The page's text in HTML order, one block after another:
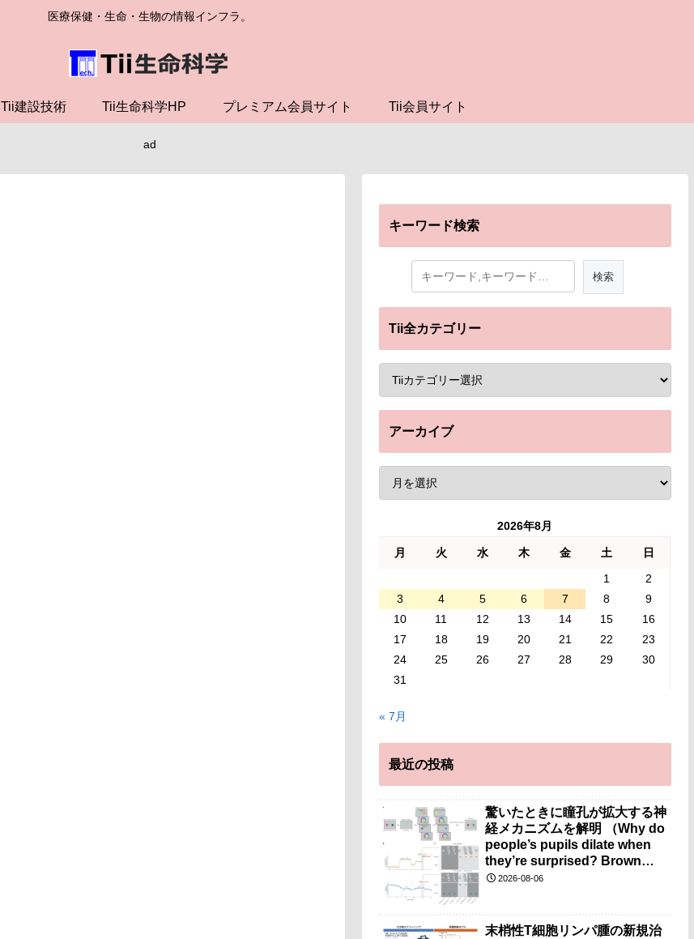
医療保健・生命・生物の情報インフラ。
Tii建設技術 Tii生命科学HP プレミアム会員サイト Tii会員サイト
ad
キーワード検索
Tii全カテゴリー
アーカイブ
2026年8月
月 火 水 木 金 土
日
1
2
3
4 5 6 7 8
9
10
11 12 13 14 15
16
17
18 19 20 21 22
23
24
25 26 27 28 29
30
31
« 7月
最近の投稿
驚いたときに瞳孔が拡大する神
経メカニズムを解明 （Why do
people’s pupils dilate when
they’re surprised? Brown
researchers explain）
2026-08-06
末梢性T細胞リンパ腫の新規治